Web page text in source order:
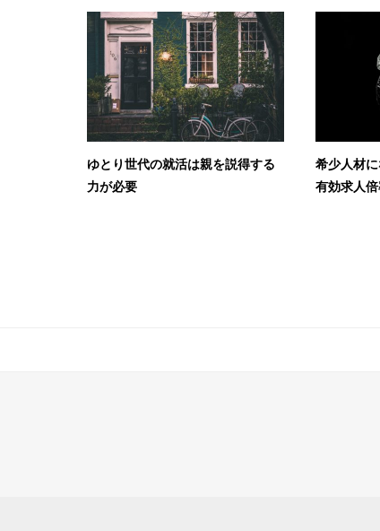
ゆとり世代の就活は親を説得する
力が必要
希少人材
有効求人